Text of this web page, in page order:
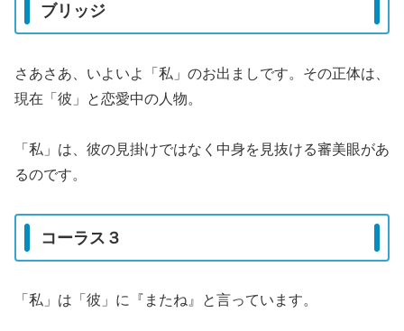
ブリッジ
さあさあ、いよいよ「私」のお出ましです。その正体は、
現在「彼」と恋愛中の人物。
「私」は、彼の見掛けではなく中身を見抜ける審美眼があ
るのです。
コーラス３
「私」は「彼」に『またね』と言っています。